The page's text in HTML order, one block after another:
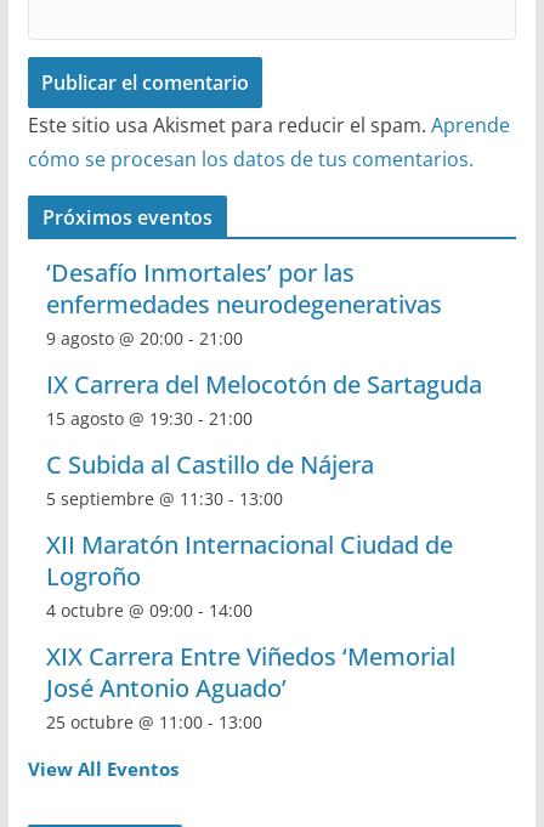
Este sitio usa Akismet para reducir el spam. Aprende
cómo se procesan los datos de tus comentarios.
Próximos eventos
‘Desafío Inmortales’ por las
enfermedades neurodegenerativas
9 agosto @ 20:00- 21:00
IX Carrera del Melocotón de Sartaguda
15 agosto @ 19:30- 21:00
C Subida al Castillo de Nájera
5 septiembre @ 11:30- 13:00
XII Maratón Internacional Ciudad de
Logroño
4 octubre @ 09:00- 14:00
XIX Carrera Entre Viñedos ‘Memorial
José Antonio Aguado’
25 octubre @ 11:00- 13:00
View All Eventos